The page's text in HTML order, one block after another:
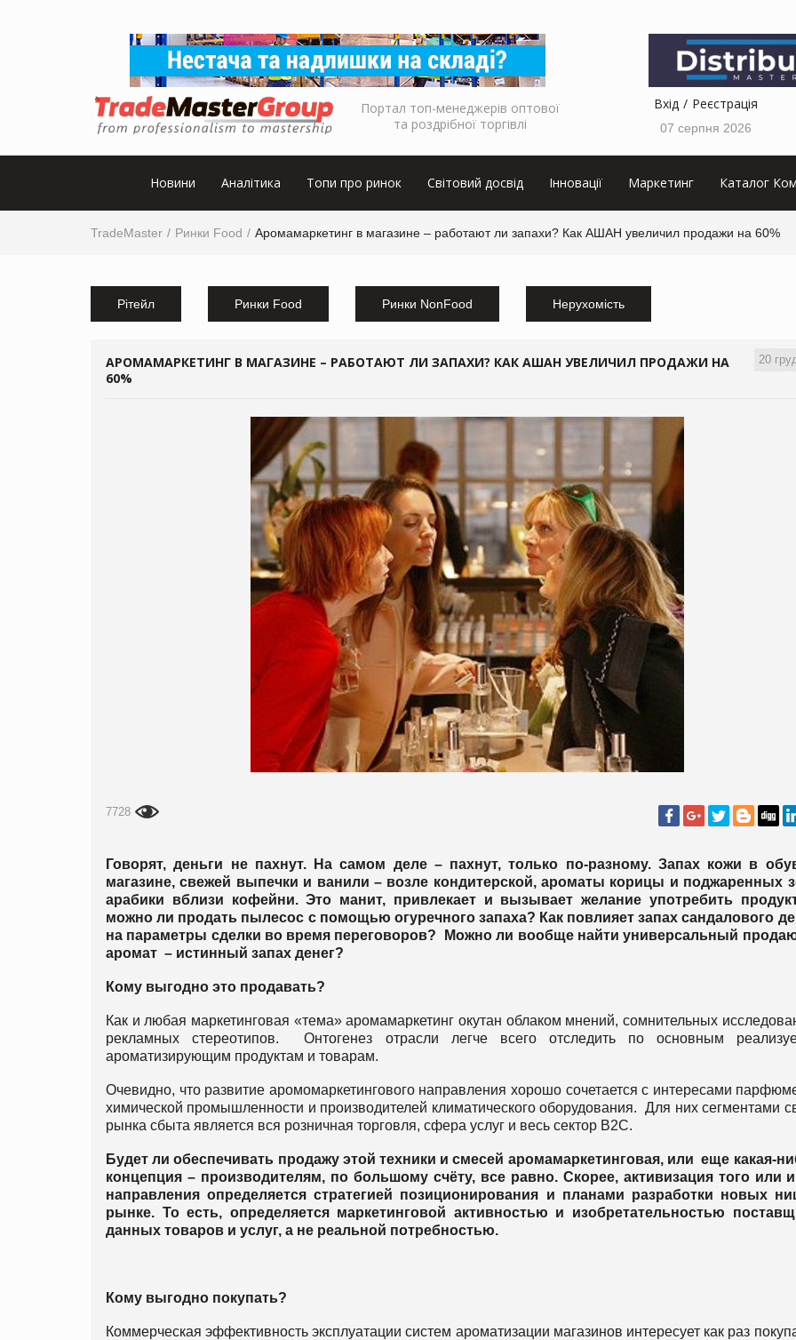
Портал топ-менеджерів оптової
та роздрібної торгівлі
Вхід Реєстрація
07 серпня 2026
Новини Аналітика Топи про ринок Світовий досвід Інновації Маркетинг Каталог
TradeMaster Ринки Food Аромамаркетинг в магазине – работают ли запахи? Как АШАН увеличил продажи на 60%
Рітейл Ринки Food Ринки NonFood Нерухомість
20
АРОМАМАРКЕТИНГ В МАГАЗИНЕ – РАБОТАЮТ ЛИ ЗАПАХИ? КАК АШАН УВЕЛИЧИЛ ПРОДАЖИ НА
60%
7728
Говорят, деньги не пахнут. На самом деле – пахнут, только по-разному. Запах кожи в
магазине, свежей выпечки и ванили – возле кондитерской, ароматы корицы и поджаренных
арабики вблизи кофейни. Это манит, привлекает и вызывает желание употребить
можно ли продать пылесос с помощью огуречного запаха? Как повлияет запах сандалового
на параметры сделки во время переговоров? Можно ли вообще найти универсальный
аромат – истинный запах денег?
Кому выгодно это продавать?
Как и любая маркетинговая «тема» аромамаркетинг окутан облаком мнений, сомнительных
рекламных стереотипов. Онтогенез отрасли легче всего отследить по основным
ароматизирующим продуктам и товарам.
Очевидно, что развитие аромомаркетингового направления хорошо сочетается с интересами
химической промышленности и производителей климатического оборудования. Для них сегментами
рынка сбыта является вся розничная торговля, сфера услуг и весь сектор B2C.
Будет ли обеспечивать продажу этой техники и смесей аромамаркетинговая, или еще какая-
концепция – производителям, по большому счёту, все равно. Скорее, активизация того или
направления определяется стратегией позиционирования и планами разработки новых
рынке. То есть, определяется маркетинговой активностью и изобретательностью
данных товаров и услуг, а не реальной потребностью.
Кому выгодно покупать?
Коммерческая эффективность эксплуатации систем ароматизации магазинов интересует как раз